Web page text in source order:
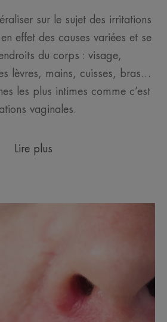
sur le sujet des irritations
effet des causes variées et se
du corps : visage,
lèvres, mains, cuisses, bras…
les plus intimes comme c’est
vaginales.
Lire plus